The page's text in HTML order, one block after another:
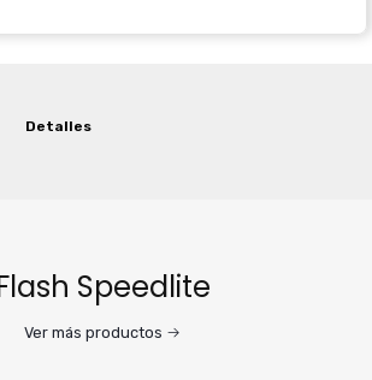
Detalles
Speedlite
Ver más productos